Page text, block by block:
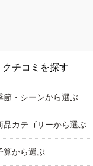
クチコミを探す
節・シーンから選ぶ
品カテゴリーから選ぶ
算から選ぶ